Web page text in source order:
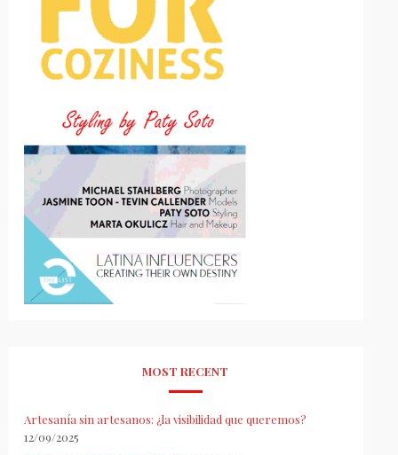
MOST RECENT
Artesanía sin artesanos: ¿la visibilidad que queremos?
12/09/2025